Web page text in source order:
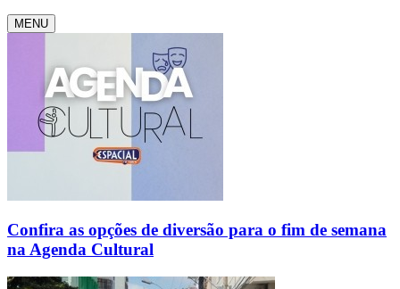
MENU
Confira as opções de diversão para o fim de semana
na Agenda Cultural